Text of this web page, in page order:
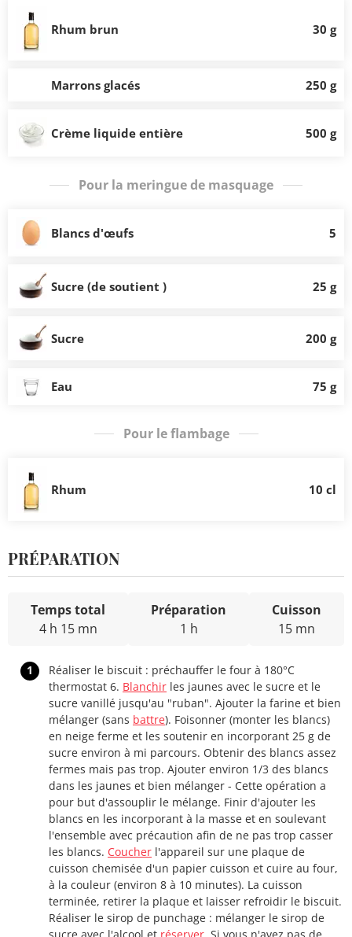
Rhum brun 30 g
Marrons glacés 250 g
Crème liquide entière 500 g
Pour la meringue de masquage
Blancs d'œufs 5
Sucre (de soutient ) 25 g
Sucre 200 g
Eau 75 g
Pour le flambage
Rhum 10 cl
PRÉPARATION
Temps total
4 h 15 mn
Préparation
1 h
Cuisson
15 mn
1
Réaliser le biscuit : préchauffer le four à 180°C
thermostat 6. Blanchir les jaunes avec le sucre et le
sucre vanillé jusqu'au "ruban". Ajouter la farine et bien
mélanger (sans battre). Foisonner (monter les blancs)
en neige ferme et les soutenir en incorporant 25 g de
sucre environ à mi parcours. Obtenir des blancs assez
fermes mais pas trop. Ajouter environ 1/3 des blancs
dans les jaunes et bien mélanger - Cette opération a
pour but d'assouplir le mélange. Finir d'ajouter les
blancs en les incorporant à la masse et en soulevant
l'ensemble avec précaution afin de ne pas trop casser
les blancs. Coucher l'appareil sur une plaque de
cuisson chemisée d'un papier cuisson et cuire au four,
à la couleur (environ 8 à 10 minutes). La cuisson
terminée, retirer la plaque et laisser refroidir le biscuit.
Réaliser le sirop de punchage : mélanger le sirop de